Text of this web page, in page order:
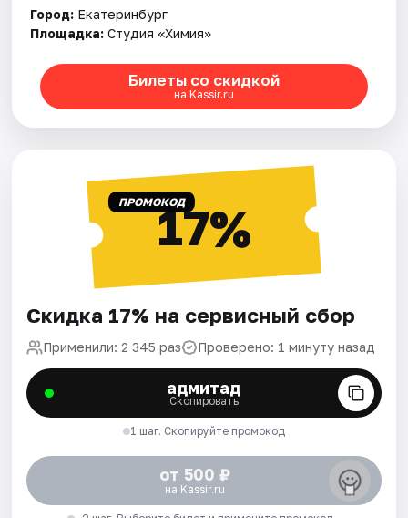
Город: Екатеринбург
Площадка: Студия «Химия»
Билеты со скидкой
на Kassir.ru
ПРОМОКОД17%
Скидка 17% на сервисный сбор
Применили: 2 345 раз Проверено: 1 минуту назад
адмитад
Скопировать
1 шаг. Скопируйте промокод
от 500 ₽
на Kassir.ru